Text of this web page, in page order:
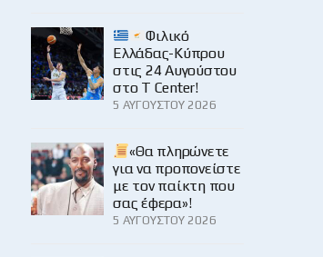
Φιλικό
Ελλάδας-Κύπρου
στις 24 Αυγούστου
στο Τ Center!
5 ΑΥΓΟΎΣΤΟΥ 2026
«Θα πληρώνετε
για να προπονείστε
με τον παίκτη που
σας έφερα»!
5 ΑΥΓΟΎΣΤΟΥ 2026